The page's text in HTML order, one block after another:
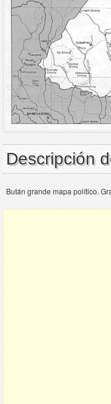
Descripción
Bután grande mapa político.